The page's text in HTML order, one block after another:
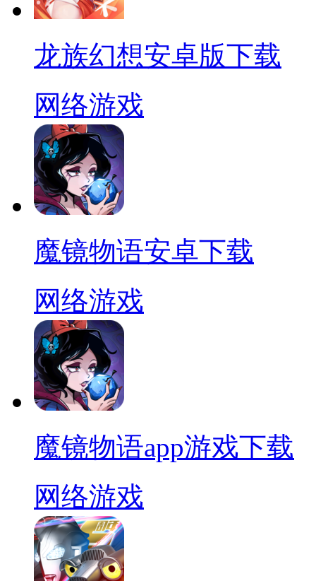
龙族幻想安卓版下载
网络游戏
魔镜物语安卓下载
网络游戏
魔镜物语app游戏下载
网络游戏